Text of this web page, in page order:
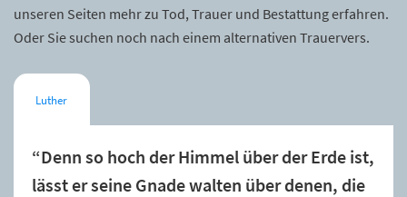
unseren Seiten mehr zu Tod, Trauer und Bestattung erfahren.
Oder Sie suchen noch nach einem alternativen Trauervers.
Luther
“Denn so hoch der Himmel über der Erde ist,
lässt er seine Gnade walten über denen, die